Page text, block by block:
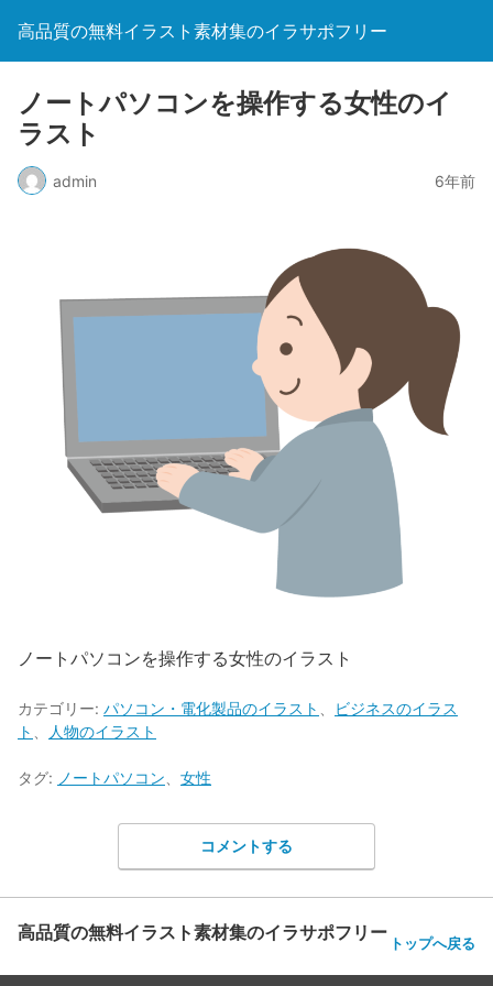
高品質の無料イラスト素材集のイラサポフリー
ノートパソコンを操作する女性のイ
ラスト
admin 6年前
ノートパソコンを操作する女性のイラスト
カテゴリー: パソコン・電化製品のイラスト
ビジネスのイラス
ト
人物のイラスト
タグ: ノートパソコン 女性
コメントする
高品質の無料イラスト素材集のイラサポフリー トップへ戻る